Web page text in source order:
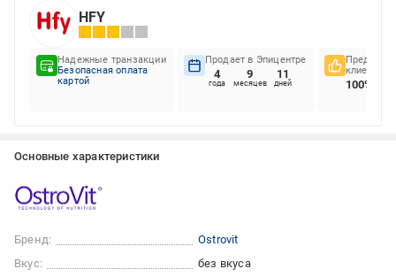
HFY
Надежные транзакции
Безопасная оплата
картой
Продает в Эпицентре
4
года
9
месяцев
11
дней
клиентов
100%
Основные характеристики
Бренд:
Ostrovit
Вкус:
без вкуса